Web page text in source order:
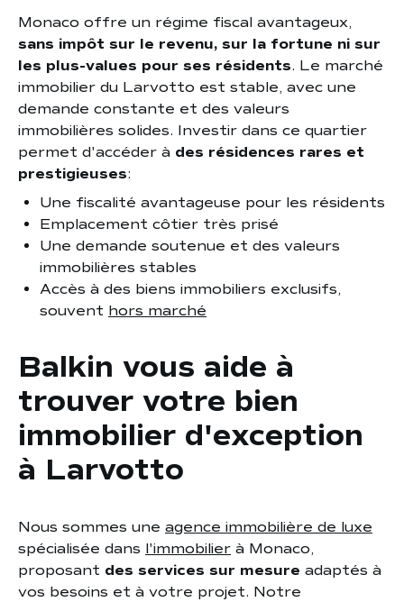
Monaco offre un régime fiscal avantageux,
sans impôt sur le revenu, sur la fortune ni sur
les plus-values pour ses résidents. Le marché
immobilier du Larvotto est stable, avec une
demande constante et des valeurs
immobilières solides. Investir dans ce quartier
permet d'accéder à des résidences rares et
prestigieuses:
Une fiscalité avantageuse pour les résidents
Emplacement côtier très prisé
Une demande soutenue et des valeurs
immobilières stables
Accès à des biens immobiliers exclusifs,
souvent hors marché
Balkin vous aide à
trouver votre bien
immobilier d'exception
à Larvotto
Nous sommes une agence immobilière de luxe
spécialisée dans l'immobilier à Monaco,
proposant des services sur mesure adaptés à
vos besoins et à votre projet. Notre